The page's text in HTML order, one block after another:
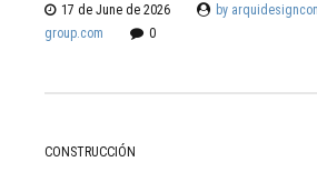
17 de June de 2026
by
group.com
0
CONSTRUCCIÓN